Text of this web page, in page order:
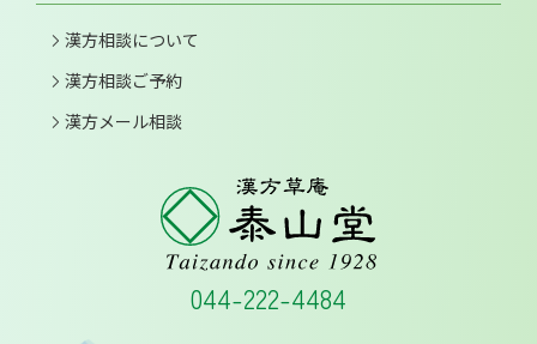
漢方相談について
漢方相談ご予約
漢方メール相談
044-222-4484